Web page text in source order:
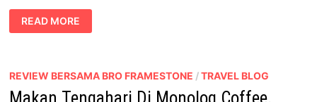
KAMPUNG
DAUN,
BANDUNG
ALAM
#AIRASIA
READ MORE
REVIEW BERSAMA BRO FRAMESTONE /TRAVEL BLOG
Makan Tengahari Di Monolog Coffee,